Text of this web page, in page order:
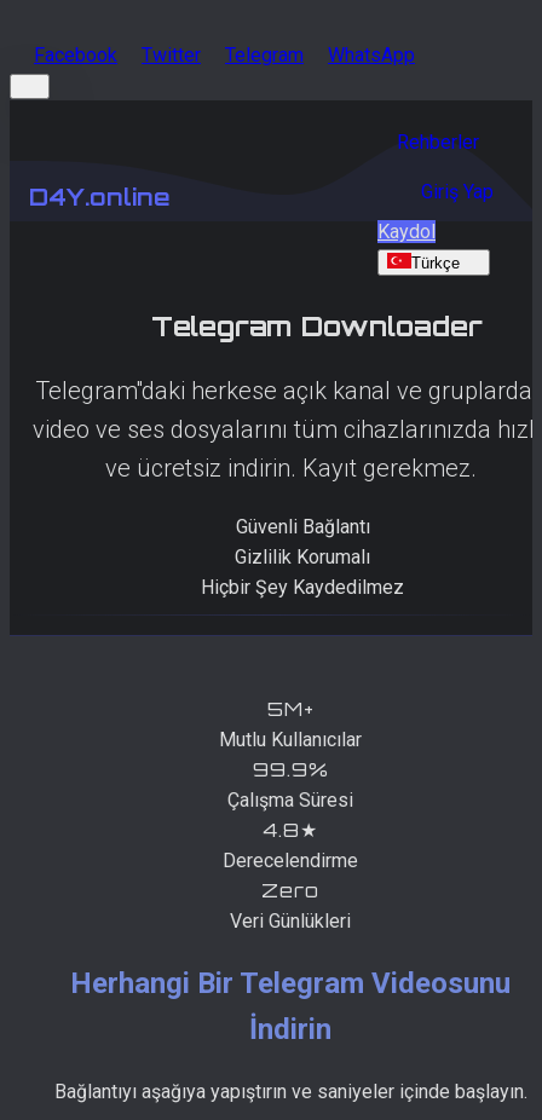
Facebook Twitter Telegram WhatsApp
D4Y.online
Rehberler
Giriş Yap
Kaydol
Türkçe
Telegram Downloader
Telegram''daki herkese açık kanal ve
video ve ses dosyalarını tüm cihazlarınızda
ve ücretsiz indirin. Kayıt gerekmez.
Güvenli Bağlantı
Gizlilik Korumalı
Hiçbir Şey Kaydedilmez
5M+
Mutlu Kullanıcılar
99.9%
Çalışma Süresi
4.8★
Derecelendirme
Zero
Veri Günlükleri
Herhangi Bir Telegram Videosunu
İndirin
Bağlantıyı aşağıya yapıştırın ve saniyeler içinde başlayın.